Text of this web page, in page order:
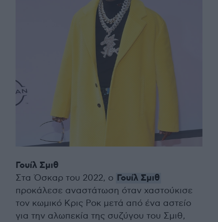
Γουίλ Σμιθ
Στα Όσκαρ του 2022, ο Γουίλ Σμιθ
προκάλεσε αναστάτωση όταν χαστούκισε
τον κωμικό Κρις Ροκ μετά από ένα αστείο
για την αλωπεκία της συζύγου του Σμιθ,